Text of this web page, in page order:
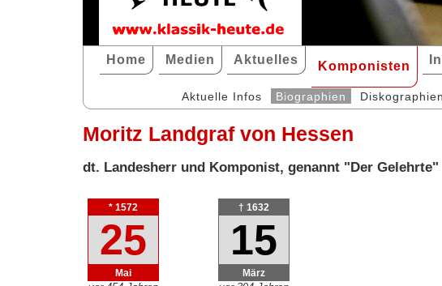
Home Medien Aktuelles Komponisten
Aktuelle Infos Biographien Diskographien
Moritz Landgraf von Hessen
dt. Landesherr und Komponist, genannt "Der Gelehrte"
* 1572
25
Mai
† 1632
15
März